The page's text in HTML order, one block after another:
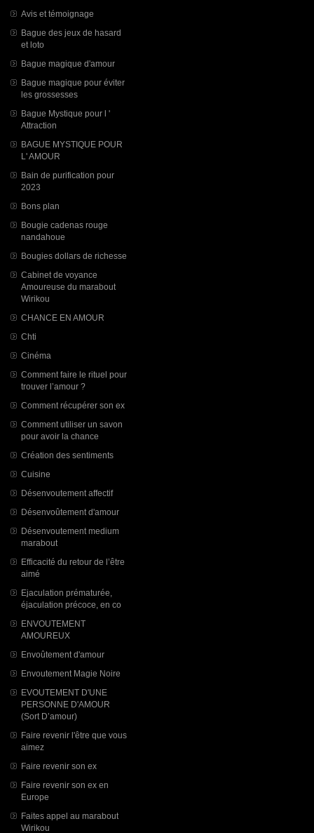
Avis et témoignage
Bague des jeux de hasard
et loto
Bague magique d'amour
Bague magique pour éviter
les grossesses
Bague Mystique pour l '
Attraction
BAGUE MYSTIQUE POUR
L' AMOUR
Bain de purification pour
2023
Bons plan
Bougie cadenas rouge
nandahoue
Bougies dollars de richesse
Cabinet de voyance
Amoureuse du marabout
Wirikou
CHANCE EN AMOUR
Chti
Cinéma
Comment faire le rituel pour
trouver l’amour ?
Comment récupérer son ex
Comment utiliser un savon
pour avoir la chance
Création des sentiments
Cuisine
Désenvoutement affectif
Désenvoûtement d'amour
Désenvoutement medium
marabout
Efficacité du retour de l’être
aimé
Ejaculation prématurée,
éjaculation précoce, en co
ENVOUTEMENT
AMOUREUX
Envoûtement d'amour
Envoutement Magie Noire
EVOUTEMENT D'UNE
PERSONNE D'AMOUR
(Sort D’amour)
Faire revenir l'être que vous
aimez
Faire revenir son ex
Faire revenir son ex en
Europe
Faites appel au marabout
Wirikou